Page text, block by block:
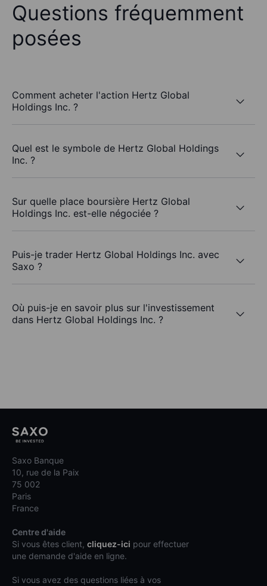
Questions fréquemment
posées
Comment acheter l'action Hertz Global
Holdings Inc. ?
Quel est le symbole de Hertz Global Holdings
Inc. ?
Sur quelle place boursière Hertz Global
Holdings Inc. est-elle négociée ?
Puis-je trader Hertz Global Holdings Inc. avec
Saxo ?
Où puis-je en savoir plus sur l'investissement
dans Hertz Global Holdings Inc. ?
Saxo Banque
10, rue de la Paix
75 002
Paris
France
Centre d'aide
Si vous êtes client, cliquez-ici pour effectuer
une demande d'aide en ligne.
Si vous avez des questions liées à vos